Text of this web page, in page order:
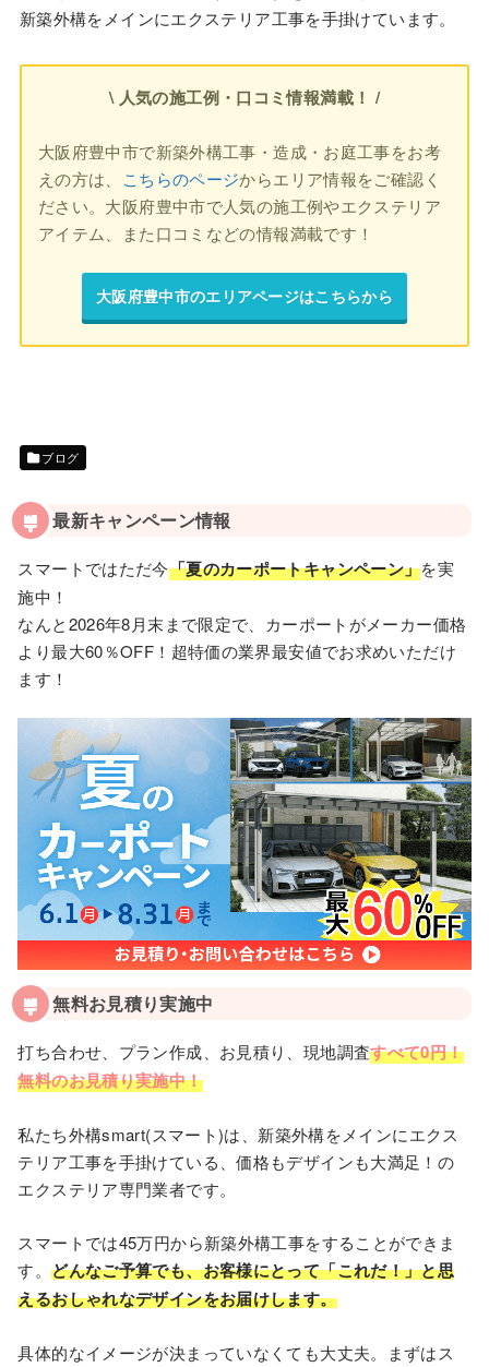
新築外構をメインにエクステリア工事を手掛けています。
\ 人気の施工例・口コミ情報満載！ /
大阪府豊中市で新築外構工事・造成・お庭工事をお考
えの方は、
こちらのページからエリア情報をご確認く
ださい。大阪府豊中市で人気の施工例やエクステリア
アイテム、また口コミなどの情報満載です！
大阪府豊中市のエリアページはこちらから
ブログ
最新キャンペーン情報
スマートではただ今「夏のカーポートキャンペーン」を実
施中！
なんと2026年8月末まで限定で、カーポートがメーカー価格
より最大60％OFF！超特価の業界最安値でお求めいただけ
ます！
無料お見積り実施中
打ち合わせ、プラン作成、お見積り、現地調査すべて0円！
無料のお見積り実施中！
私たち外構smart(スマート)は、新築外構をメインにエクス
テリア工事を手掛けている、価格もデザインも大満足！の
エクステリア専門業者です。
スマートでは45万円から新築外構⼯事をすることができま
す。どんなご予算でも、お客様にとって「これだ！」と思
えるおしゃれなデザインをお届けします。
具体的なイメージが決まっていなくても⼤丈夫。まずはス